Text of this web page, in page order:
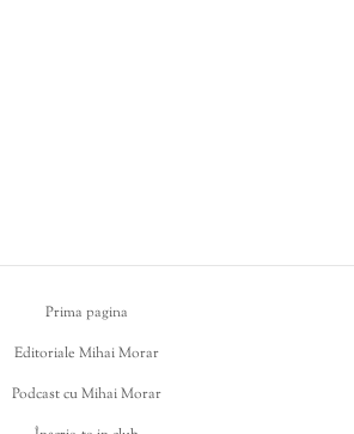
Prima pagina
Editoriale Mihai Morar
Podcast cu Mihai Morar